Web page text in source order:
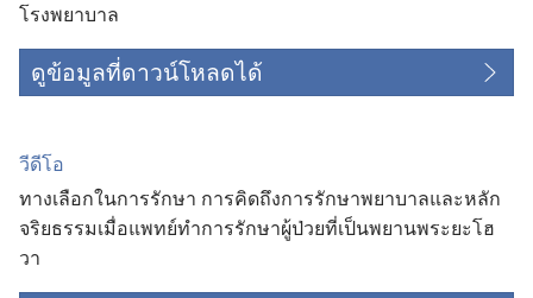
โรง​พยาบาล
ดูข้อมูลที่ดาวน์โหลดได้
วีดีโอ
ทางเลือกในการรักษา การคิดถึงการรักษาพยาบาลและหลัก
จริยธรรมเมื่อแพทย์ทำการรักษาผู้ป่วยที่เป็นพยานพระยะโฮ
วา